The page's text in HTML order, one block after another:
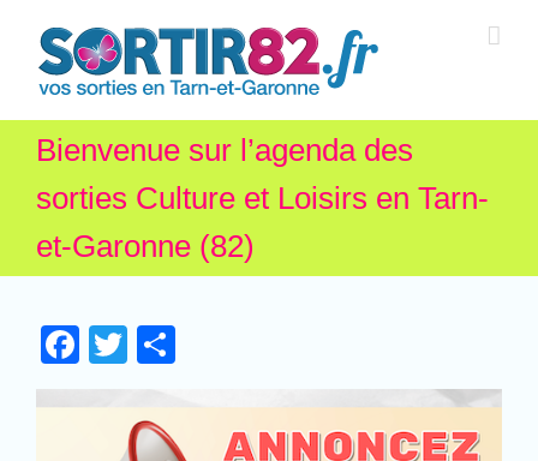
Bienvenue sur l’agenda des
sorties Culture et Loisirs en Tarn-
et-Garonne (82)
Facebook
Twitter